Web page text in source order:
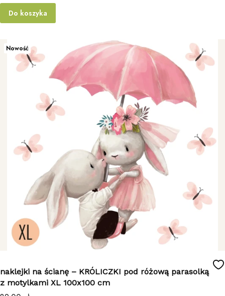
Do koszyka
Nowość
naklejki na ścianę – KRÓLICZKI pod różową parasolką
z motylkami XL 100x100 cm